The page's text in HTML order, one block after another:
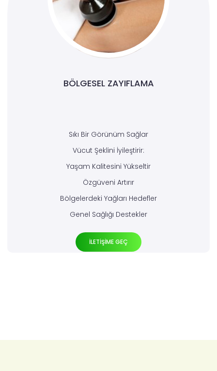
BÖLGESEL ZAYIFLAMA
Sıkı Bir Görünüm Sağlar
Vücut Şeklini İyileştirir:
Yaşam Kalitesini Yükseltir
Özgüveni Artırır
Bölgelerdeki Yağları Hedefler
Genel Sağlığı Destekler
İLETİŞİME GEÇ